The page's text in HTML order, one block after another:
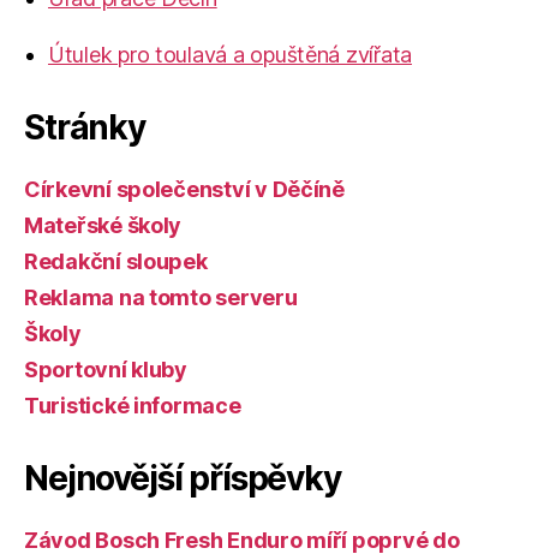
Útulek pro toulavá a opuštěná zvířata
Stránky
Církevní společenství v Děčíně
Mateřské školy
Redakční sloupek
Reklama na tomto serveru
Školy
Sportovní kluby
Turistické informace
Nejnovější příspěvky
Závod Bosch Fresh Enduro míří poprvé do